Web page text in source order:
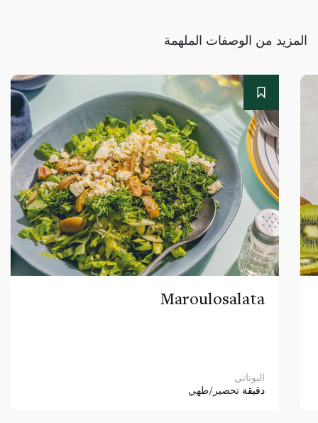
المزيد من الوصفات الملهمة
Maroulosalata
اليوناني
دقيقة تحضير/طهي